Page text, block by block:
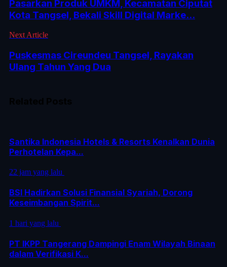
Pasarkan Produk UMKM, Kecamatan Ciputat
Kota Tangsel, Bekali Skill Digital Marke...
Next Article
Puskesmas Cireundeu Tangsel, Rayakan
Ulang Tahun Yang Dua
Santika Indonesia Hotels & Resorts Kenalkan Dunia
Perhotelan Kepa...
22 jam yang lalu
BSI Hadirkan Solusi Finansial Syariah, Dorong
Keseimbangan Spirit...
1 hari yang lalu
PT IKPP Tangerang Dampingi Enam Wilayah Binaan
dalam Verifikasi K...